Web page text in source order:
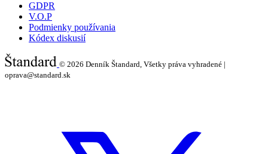
GDPR
V.O.P
Podmienky používania
Kódex diskusií
© 2026 Denník Štandard, Všetky práva vyhradené |
oprava@standard.sk